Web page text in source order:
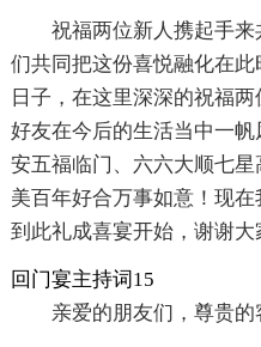
祝福两位新人携起手
们共同把这份喜悦融化在
日子，在这里深深的祝福
好友在今后的生活当中一
安五福临门、六六大顺七
美百年好合万事如意！现
到此礼成喜宴开始，谢谢大
回门宴主持词15
亲爱的朋友们，尊贵的